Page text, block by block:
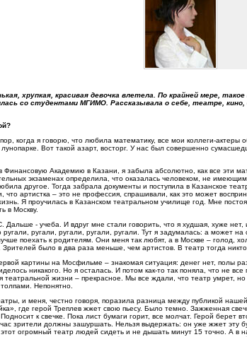
хрупкая, красивая девочка влетела. По крайней мере,
со студентами МГИМО. Рассказывала о себе, театре,
когда я говорю, что любила математику, все мои коллеги-актеры
Вот такой азарт, восторг. У нас был совершенно
Финансовую Академию в Казани, я забыла абсолютно, как все эти
экзаменах определила, что оказалась человеком, не
другое. Тогда забрала документы и поступила в Казанское
что артистка – это не профессия, спрашивали, как это может
Я проучилась в Казанском театральном училище год. Мне
в Москву.
Дальше - учеба. И вдруг мне стали говорить, что я худшая, хуже
ругали, ругали, ругали, ругали. Тут я задумалась: а может
поехать к родителям. Они меня так любят, а в Москве – голод,
Зрителей было в два раза меньше, чем артистов. В театр тогда
картины на Мосфильме – знакомая ситуация: денег нет, полы
никакого. Но я осталась. И потом как-то так поняла, что не
театральной жизни – прекрасное. Мы все ждали, что театр умрет,
Непонятно.
и меня, честно говоря, поразила разница между публикой
где герой Треплев жжет свою пьесу. Было темно. Зажженная
к свечке. Пока лист бумаги горит, все молчат. Герой берет
зрители должны зашуршать. Нельзя выдержать: он уже жжет эту
этот огромный театр людей сидеть и не дышать минут 15 точно. А в